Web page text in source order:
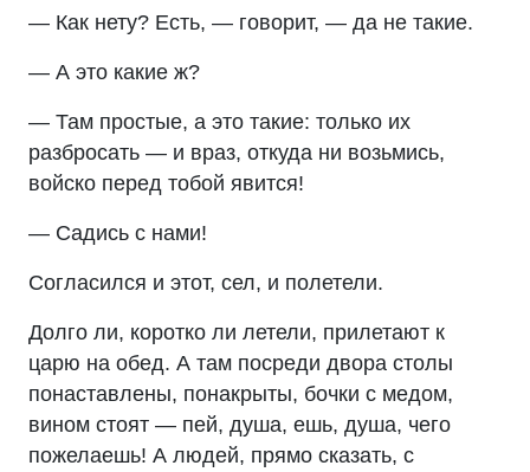
— Как нету? Есть, — говорит, — да не такие.
— А это какие ж?
— Там простые, а это такие: только их
разбросать — и враз, откуда ни возьмись,
войско перед тобой явится!
— Садись с нами!
Согласился и этот, сел, и полетели.
Долго ли, коротко ли летели, прилетают к
царю на обед. А там посреди двора столы
понаставлены, понакрыты, бочки с медом,
вином стоят — пей, душа, ешь, душа, чего
пожелаешь! А людей, прямо сказать, с